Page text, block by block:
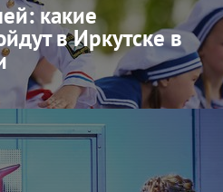
какие
в Иркутске в